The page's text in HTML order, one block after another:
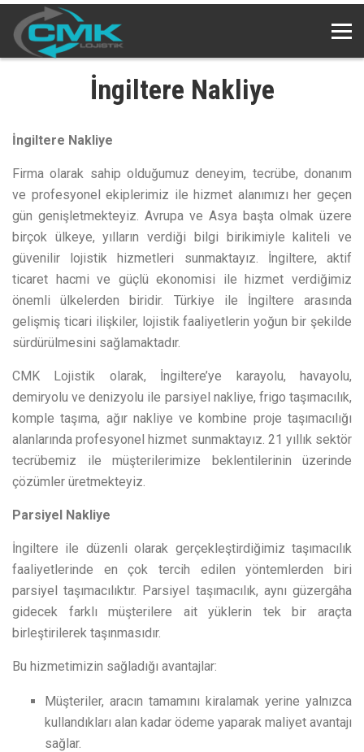
İngiltere Nakliye
İngiltere Nakliye
Firma olarak sahip olduğumuz deneyim, tecrübe, donanım
ve profesyonel ekiplerimiz ile hizmet alanımızı her geçen
gün genişletmekteyiz. Avrupa ve Asya başta olmak üzere
birçok ülkeye, yılların verdiği bilgi birikimiyle kaliteli ve
güvenilir lojistik hizmetleri sunmaktayız. İngiltere, aktif
ticaret hacmi ve güçlü ekonomisi ile hizmet verdiğimiz
önemli ülkelerden biridir. Türkiye ile İngiltere arasında
gelişmiş ticari ilişkiler, lojistik faaliyetlerin yoğun bir şekilde
sürdürülmesini sağlamaktadır.
CMK Lojistik olarak, İngiltere’ye karayolu, havayolu,
demiryolu ve denizyolu ile parsiyel nakliye, frigo taşımacılık,
komple taşıma, ağır nakliye ve kombine proje taşımacılığı
alanlarında profesyonel hizmet sunmaktayız. 21 yıllık sektör
tecrübemiz ile müşterilerimize beklentilerinin üzerinde
çözümler üretmekteyiz.
Parsiyel Nakliye
İngiltere ile düzenli olarak gerçekleştirdiğimiz taşımacılık
faaliyetlerinde en çok tercih edilen yöntemlerden biri
parsiyel taşımacılıktır. Parsiyel taşımacılık, aynı güzergâha
gidecek farklı müşterilere ait yüklerin tek bir araçta
birleştirilerek taşınmasıdır.
Bu hizmetimizin sağladığı avantajlar:
Müşteriler, aracın tamamını kiralamak yerine yalnızca
kullandıkları alan kadar ödeme yaparak maliyet avantajı
sağlar.